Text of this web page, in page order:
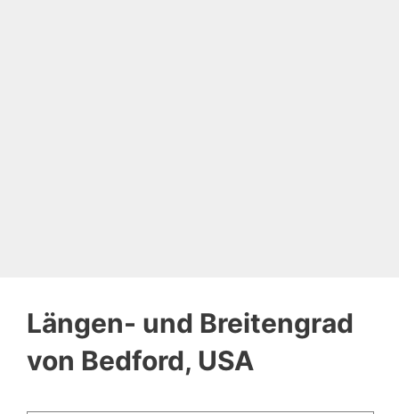
Längen- und Breitengrad
von Bedford, USA